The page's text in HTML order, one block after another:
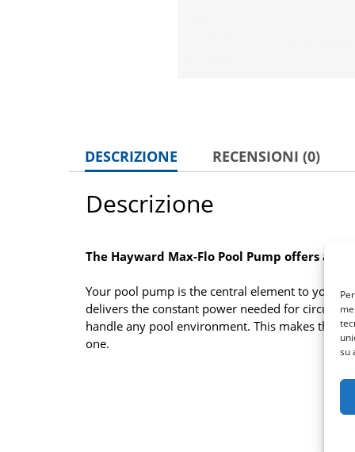
su
DESCRIZIONE RECENSIONI (0)
Descrizione
The Hayward Max-Flo Pool Pump offers a
Your pool pump is the central element to your
delivers the constant power needed for
handle any pool environment. This makes the
one.